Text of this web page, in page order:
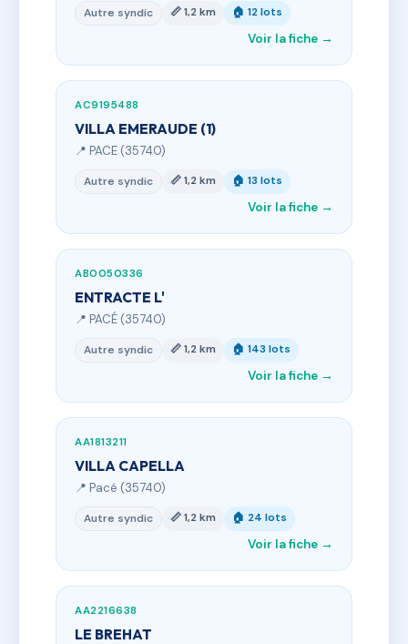
Autre syndic 📏 1,2 km 🏠 12 lots
Voir la fiche →
AC9195488
VILLA EMERAUDE (1)
📍 PACE (35740)
Autre syndic 📏 1,2 km 🏠 13 lots
Voir la fiche →
AB0050336
ENTRACTE L'
📍 PACÉ (35740)
Autre syndic 📏 1,2 km 🏠 143 lots
Voir la fiche →
AA1813211
VILLA CAPELLA
📍 Pacé (35740)
Autre syndic 📏 1,2 km 🏠 24 lots
Voir la fiche →
AA2216638
LE BREHAT